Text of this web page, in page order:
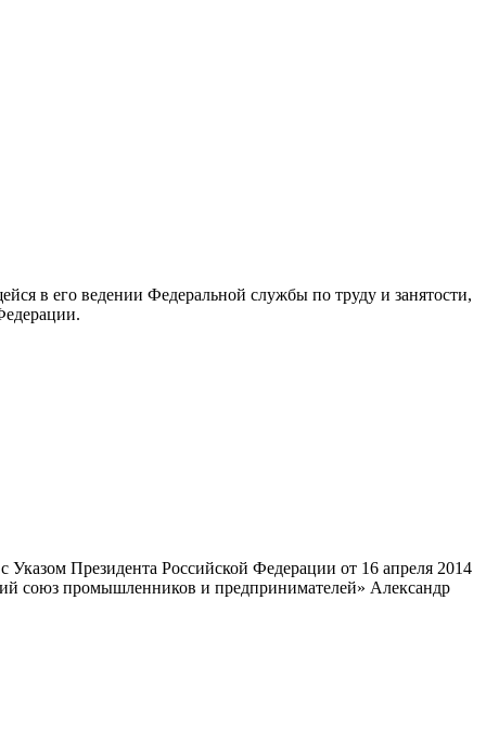
в его ведении Федеральной службы по труду и занятости,
Президента Российской Федерации от 16 апреля 2014
союз промышленников и предпринимателей» Александр